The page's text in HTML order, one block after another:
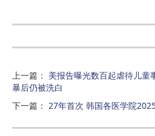
上一篇 ： 美报告曝光数百起虐待儿童
暴后仍被洗白
下一篇 ： 27年首次 韩国各医学院